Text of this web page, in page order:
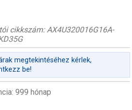
cikkszám: AX4U320016G16A-
megtekintéséhez kérlek,
be!
999 hónap